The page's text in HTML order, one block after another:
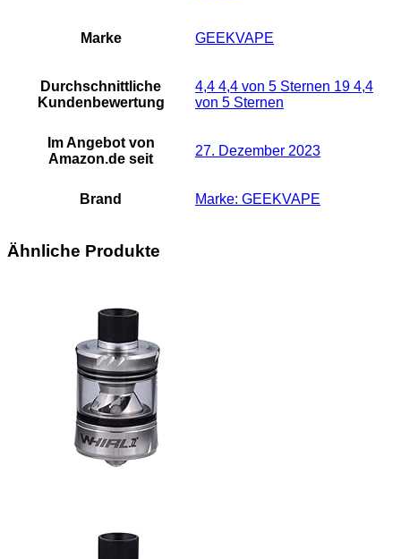
Marke GEEKVAPE
Durchschnittliche
Kundenbewertung
4,4 4,4 von 5 Sternen 19 4,4
von 5 Sternen
Im Angebot von
Amazon.de seit
27. Dezember 2023
Brand Marke: GEEKVAPE
Ähnliche Produkte